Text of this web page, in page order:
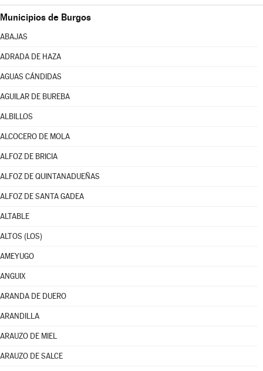
Municipios de Burgos
ABAJAS
ADRADA DE HAZA
AGUAS CÁNDIDAS
AGUILAR DE BUREBA
ALBILLOS
ALCOCERO DE MOLA
ALFOZ DE BRICIA
ALFOZ DE QUINTANADUEÑAS
ALFOZ DE SANTA GADEA
ALTABLE
ALTOS (LOS)
AMEYUGO
ANGUIX
ARANDA DE DUERO
ARANDILLA
ARAUZO DE MIEL
ARAUZO DE SALCE